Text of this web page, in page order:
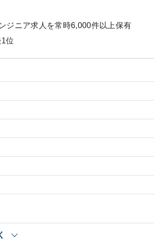
ジニア求人を常時6,000件以上保有
位